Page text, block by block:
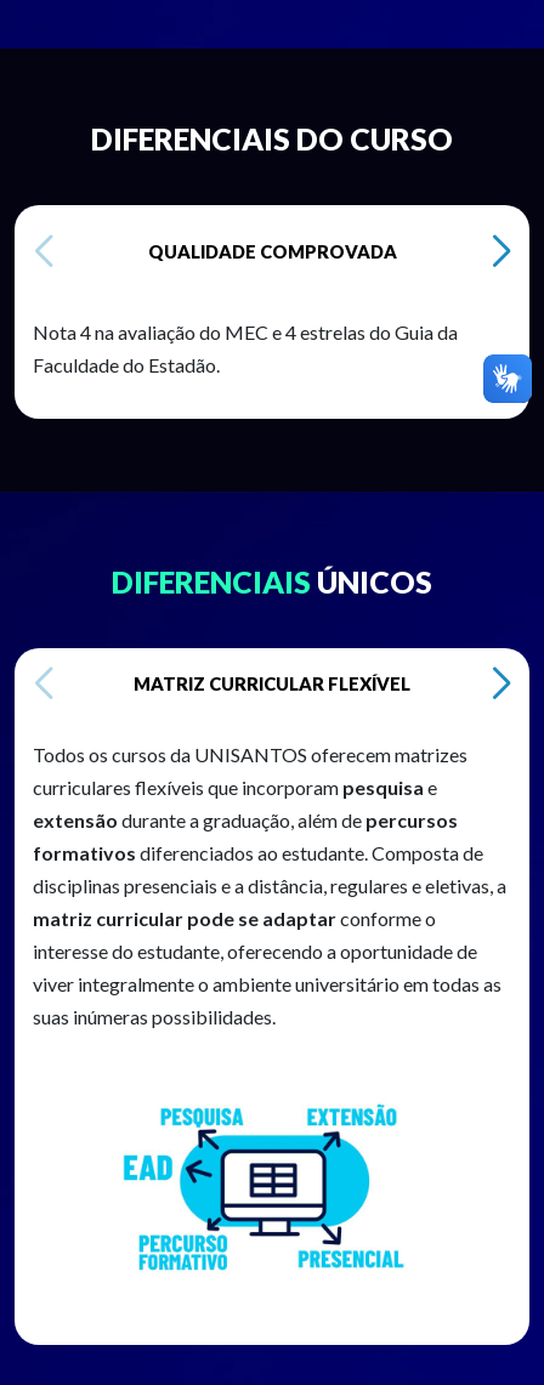
DIFERENCIAIS DO CURSO
QUALIDADE COMPROVADA
Nota 4 na avaliação do MEC e 4 estrelas do Guia da
Faculdade do Estadão.
DIFERENCIAIS ÚNICOS
MATRIZ CURRICULAR FLEXÍVEL
Todos os cursos da UNISANTOS oferecem matrizes
curriculares flexíveis que incorporam pesquisa e
extensão durante a graduação, além de percursos
formativos diferenciados ao estudante. Composta de
disciplinas presenciais e a distância, regulares e eletivas, a
matriz curricular pode se adaptarconforme o
interesse do estudante, oferecendo a oportunidade de
viver integralmente o ambiente universitário em todas as
suas inúmeras possibilidades.